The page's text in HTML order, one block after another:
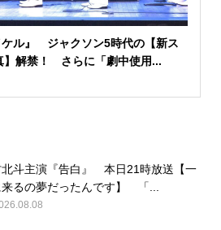
ル』 ジャクソン5時代の【新ス
】解禁！ さらに「劇中使用...
北斗主演『告白』 本日21時放送【一
来るの夢だったんです】 「...